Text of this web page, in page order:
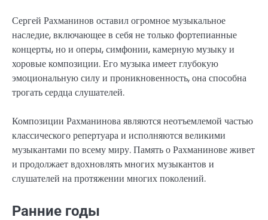
Сергей Рахманинов оставил огромное музыкальное
наследие, включающее в себя не только фортепианные
концерты, но и оперы, симфонии, камерную музыку и
хоровые композиции. Его музыка имеет глубокую
эмоциональную силу и проникновенность, она способна
трогать сердца слушателей.
Композиции Рахманинова являются неотъемлемой частью
классического репертуара и исполняются великими
музыкантами по всему миру. Память о Рахманинове живет
и продолжает вдохновлять многих музыкантов и
слушателей на протяжении многих поколений.
Ранние годы